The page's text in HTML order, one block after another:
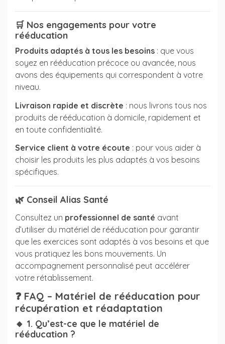
🛒 Nos engagements pour votre
rééducation
Produits adaptés à tous les besoins : que vous
soyez en rééducation précoce ou avancée, nous
avons des équipements qui correspondent à votre
niveau.
Livraison rapide et discrète : nous livrons tous nos
produits de rééducation à domicile, rapidement et
en toute confidentialité.
Service client à votre écoute : pour vous aider à
choisir les produits les plus adaptés à vos besoins
spécifiques.
🌿 Conseil Alias Santé
Consultez un professionnel de santé avant
d’utiliser du matériel de rééducation pour garantir
que les exercices sont adaptés à vos besoins et que
vous pratiquez les bons mouvements. Un
accompagnement personnalisé peut accélérer
votre rétablissement.
❓ FAQ – Matériel de rééducation pour
récupération et réadaptation
🔸 1. Qu’est-ce que le matériel de
rééducation ?